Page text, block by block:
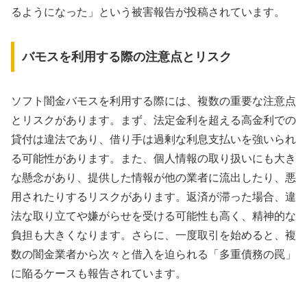
るようになった」という被害報告が投稿されています。
バモスを利用する際の注意点とリスク
ソフト闇金バモスを利用する際には、複数の重要な注意点
とリスクがあります。まず、法定金利を超える高金利での
貸付は違法であり、借り手は過剰な利息支払いを強いられ
る可能性があります。また、個人情報の取り扱いにも大き
な懸念があり、提供した情報が他の業者に流出したり、悪
用されたりするリスクがあります。返済が滞った場合、違
法な取り立てや嫌がらせを受ける可能性も高く、精神的な
負担も大きくなります。さらに、一度取引を始めると、複
数の闇金業者から次々と借入を迫られる「多重債務の罠」
に陥るケースも報告されています。